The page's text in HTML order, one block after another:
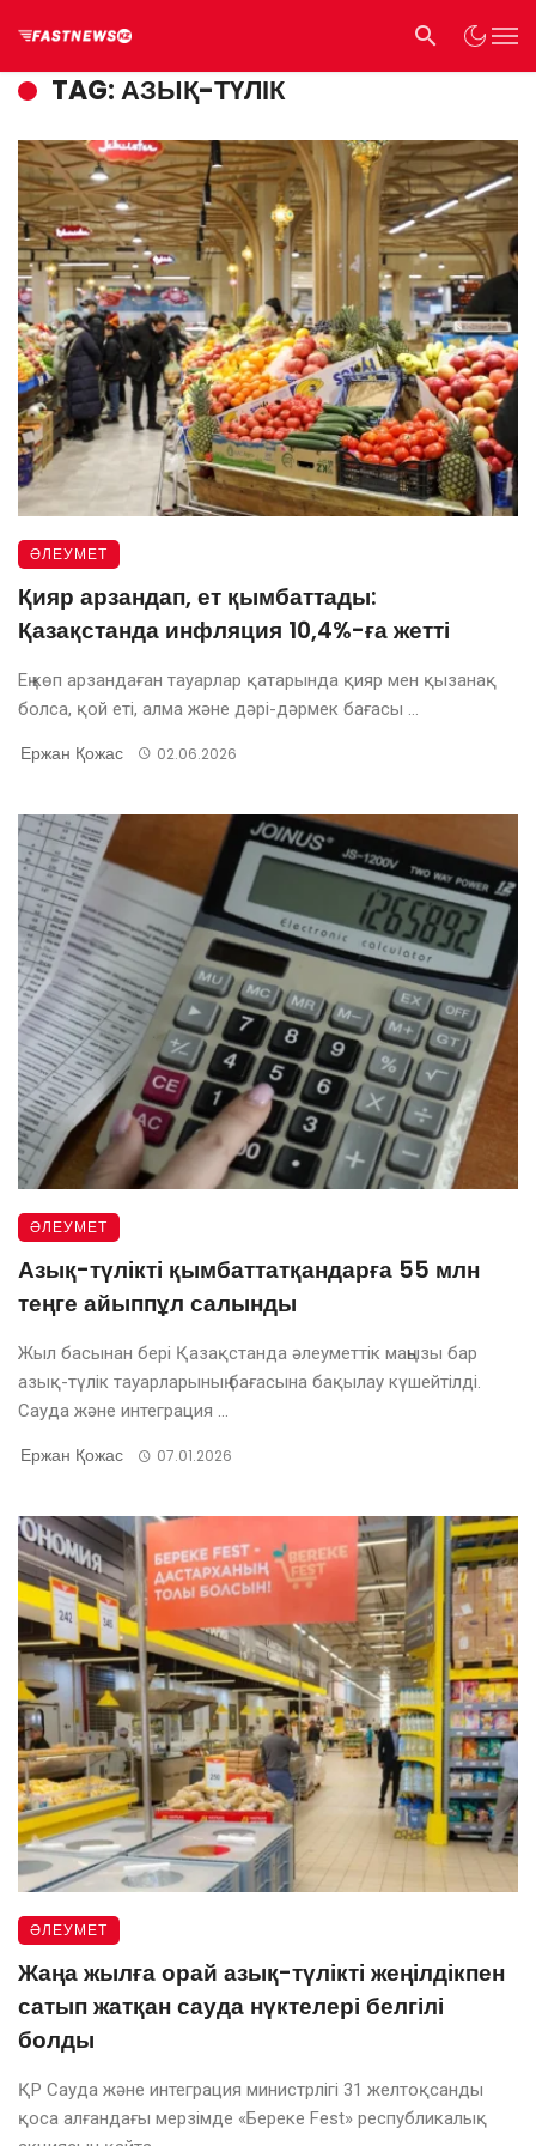
TAG: АЗЫҚ-ТҮЛІК
ӘЛЕУМЕТ
Қияр арзандап, ет қымбаттады:
Қазақстанда инфляция 10,4%-ға жетті
Ең көп арзандаған тауарлар қатарында қияр мен қызанақ
болса, қой еті, алма және дәрі-дәрмек бағасы ...
Ержан Қожас 02.06.2026
ӘЛЕУМЕТ
Азық-түлікті қымбаттатқандарға 55 млн
теңге айыппұл салынды
Жыл басынан бері Қазақстанда әлеуметтік маңызы бар
азық-түлік тауарларының бағасына бақылау күшейтілді.
Сауда және интеграция ...
Ержан Қожас 07.01.2026
ӘЛЕУМЕТ
Жаңа жылға орай азық-түлікті жеңілдікпен
сатып жатқан сауда нүктелері белгілі
болды
ҚР Сауда және интеграция министрлігі 31 желтоқсанды
қоса алғандағы мерзімде «Береке Fest» республикалық